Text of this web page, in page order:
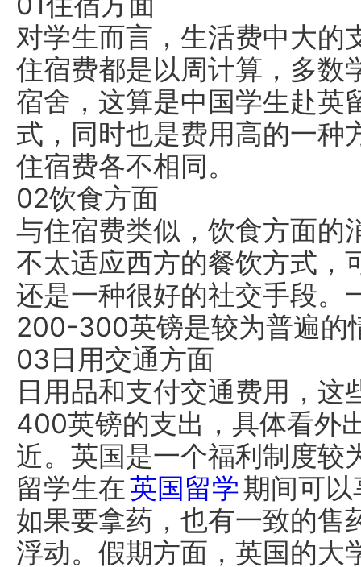
对学生而言，生活费中大的
住宿费都是以周计算，多数
宿舍，这算是中国学生赴英
式，同时也是费用高的一种
住宿费各不相同。
02饮食方面
与住宿费类似，饮食方面的
不太适应西方的餐饮方式，
还是一种很好的社交手段。
200-300英镑是较为普遍的
03日用交通方面
日用品和支付交通费用，
400英镑的支出，具体看外
近。英国是一个福利制度较
留学生在英国留学期间可
如果要拿药，也有一致的售
浮动。假期方面，英国的大